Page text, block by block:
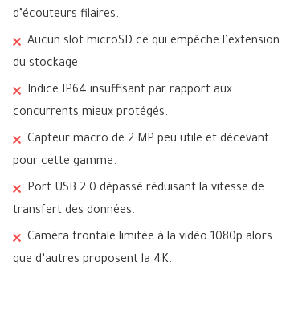
d’écouteurs filaires.
Aucun slot microSD ce qui empêche l’extension
du stockage.
Indice IP64 insuffisant par rapport aux
concurrents mieux protégés.
Capteur macro de 2 MP peu utile et décevant
pour cette gamme.
Port USB 2.0 dépassé réduisant la vitesse de
transfert des données.
Caméra frontale limitée à la vidéo 1080p alors
que d’autres proposent la 4K.